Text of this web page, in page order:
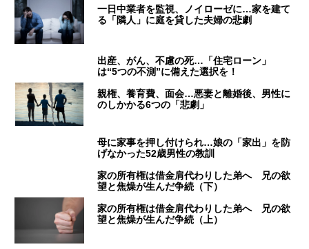
一日中業者を監視、ノイローゼに…家を建て
る「隣人」に庭を貸した夫婦の悲劇
出産、がん、不慮の死…「住宅ローン」
は“5つの不測”に備えた選択を！
親権、養育費、面会…悪妻と離婚後、男性に
のしかかる6つの「悲劇」
母に家事を押し付けられ…娘の「家出」を防
げなかった52歳男性の教訓
家の所有権は借金肩代わりした弟へ 兄の欲
望と焦燥が生んだ争続（下）
家の所有権は借金肩代わりした弟へ 兄の欲
望と焦燥が生んだ争続（上）